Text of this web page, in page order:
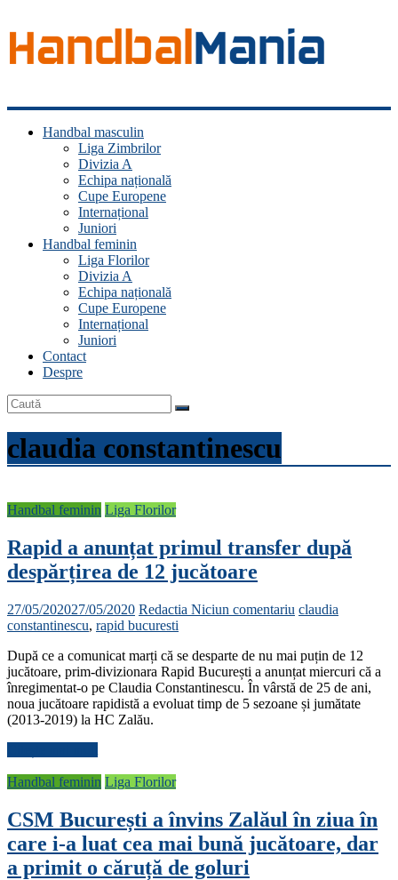
Handbal
ManiaHandbal masculin
Liga Zimbrilor
Divizia A
Echipa națională
Cupe Europene
Internațional
Juniori
Handbal feminin
Liga Florilor
Divizia A
Echipa națională
Cupe Europene
Internațional
Juniori
Contact
Despre
claudia constantinescu
Handbal feminin Liga Florilor
Rapid a anunțat primul transfer după
despărțirea de 12 jucătoare
27/05/202027/05/2020 Redactia Niciun comentariu claudia
constantinescu, rapid bucuresti
După ce a comunicat marți că se desparte de nu mai puțin de 12
jucătoare, prim-divizionara Rapid București a anunțat miercuri că a
înregimentat-o pe Claudia Constantinescu. În vârstă de 25 de ani,
noua jucătoare rapidistă a evoluat timp de 5 sezoane și jumătate
(2013-2019) la HC Zalău.
Handbal feminin Liga Florilor
CSM București a învins Zalăul în ziua în
care i-a luat cea mai bună jucătoare, dar
a primit o căruță de goluri